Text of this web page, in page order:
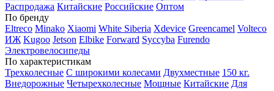
Распродажа Китайские Российские Оптом
По бренду
Eltreco Minako Xiaomi White Siberia Xdevice Greencamel Volteco
ИЖ Kugoo Jetson Elbike Forward Syccyba Furendo
Электровелосипеды
По характеристикам
Трехколесные С широкими колесами Двухместные 150 кг.
Внедорожные Четырехколесные Мощные Китайские Для